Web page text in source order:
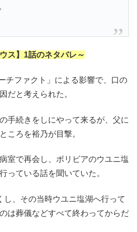
ス】1話のネタバレ～
チファクト」による影響で、口の
だと考えられた。
手続きをしにやって来るが、父に
ころを裕乃が目撃。
室で再会し、ボリビアのウユニ塩
っている話を聞いていた。
し、その当時ウユニ塩湖へ行って
は葬儀などすべて終わってからだ